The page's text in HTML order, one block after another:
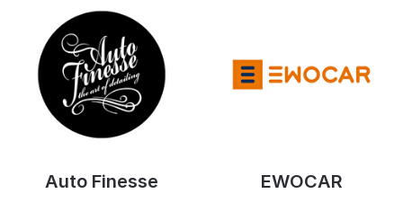
Auto Finesse EWOCAR